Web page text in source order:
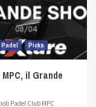
Padel Picks
il Grande
Padel Club MPC